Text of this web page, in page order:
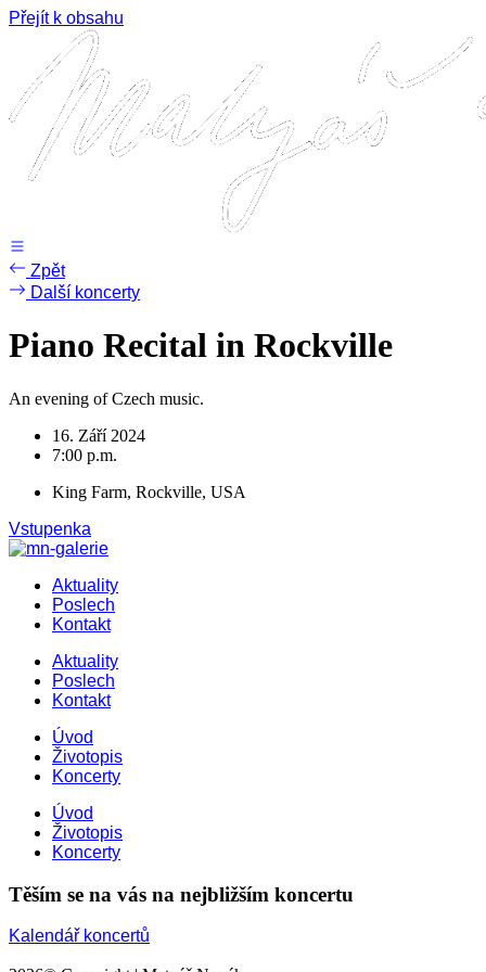
Přejít k obsahu
Zpět
Další koncerty
Piano Recital in Rockville
An evening of Czech music.
16. Září 2024
7:00 p.m.
King Farm, Rockville, USA
Vstupenka
Aktuality
Poslech
Kontakt
Aktuality
Poslech
Kontakt
Úvod
Životopis
Koncerty
Úvod
Životopis
Koncerty
Těším se na vás na nejbližším koncertu
Kalendář koncertů